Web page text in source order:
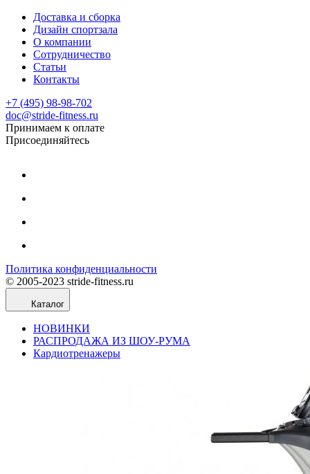
Доставка и сборка
Дизайн спортзала
О компании
Сотрудничество
Статьи
Контакты
+7 (495) 98-98-702
doc@stride-fitness.ru
Принимаем к оплате
Присоединяйтесь
Политика конфиденциальности
© 2005-2023 stride-fitness.ru
Каталог
НОВИНКИ
РАСПРОДАЖА ИЗ ШОУ-РУМА
Кардиотренажеры